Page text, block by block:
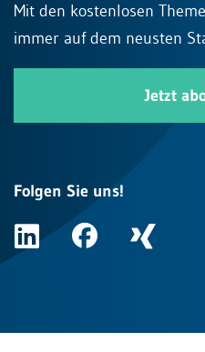
Mit den kostenlosen
immer auf dem neusten
Jetzt
Folgen Sie uns!